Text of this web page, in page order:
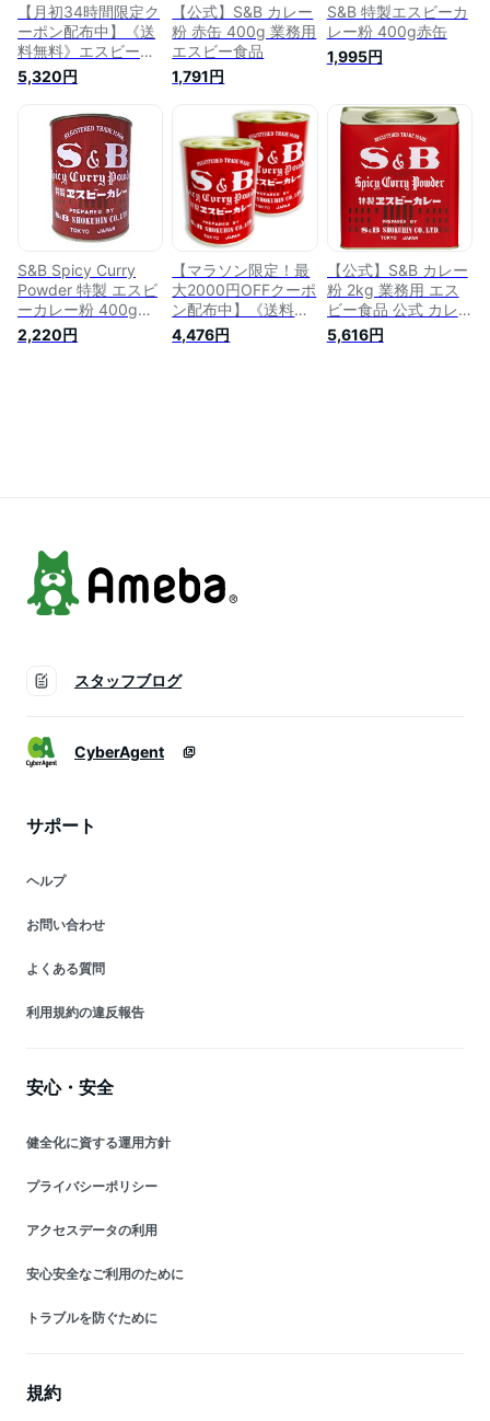
【月初34時間限定ク
ーポン配布中】《送
料無料》エスビー食
品 S&B 赤缶 カレー
粉 400g × 3缶 ［ヱ
スビー食品］【S&B
スパイス 特製エスビ
ーカレー カレーパウ
ダー 純カレー カレ
ー粉 業務用 まとめ
買い】
5,320円
【公式】S&B カレー
粉 赤缶 400g 業務用
エスビー食品
1,791円
S&B 特製エスビーカ
レー粉 400g赤缶
1,995円
S&B Spicy Curry
Powder 特製 エスビ
ーカレー粉 400g
缶 | 赤缶 エスビー
カレー SB エスビー
2,220円
【マラソン限定！最
大2000円OFFクーポ
ン配布中】《送料無
料》S&B 赤缶 カレー
粉 400g × 2缶 ［ヱ
4,476円
【公式】S&B カレー
粉 2kg 業務用 エス
ビー食品 公式 カレ
ーパウダー 業務用
大容量 無塩 エスビ
5,616円
スタッフブログ
CyberAgent
サポート
ヘルプ
お問い合わせ
よくある質問
利用規約の違反報告
安心・安全
健全化に資する運用方針
プライバシーポリシー
アクセスデータの利用
安心安全なご利用のために
トラブルを防ぐために
規約